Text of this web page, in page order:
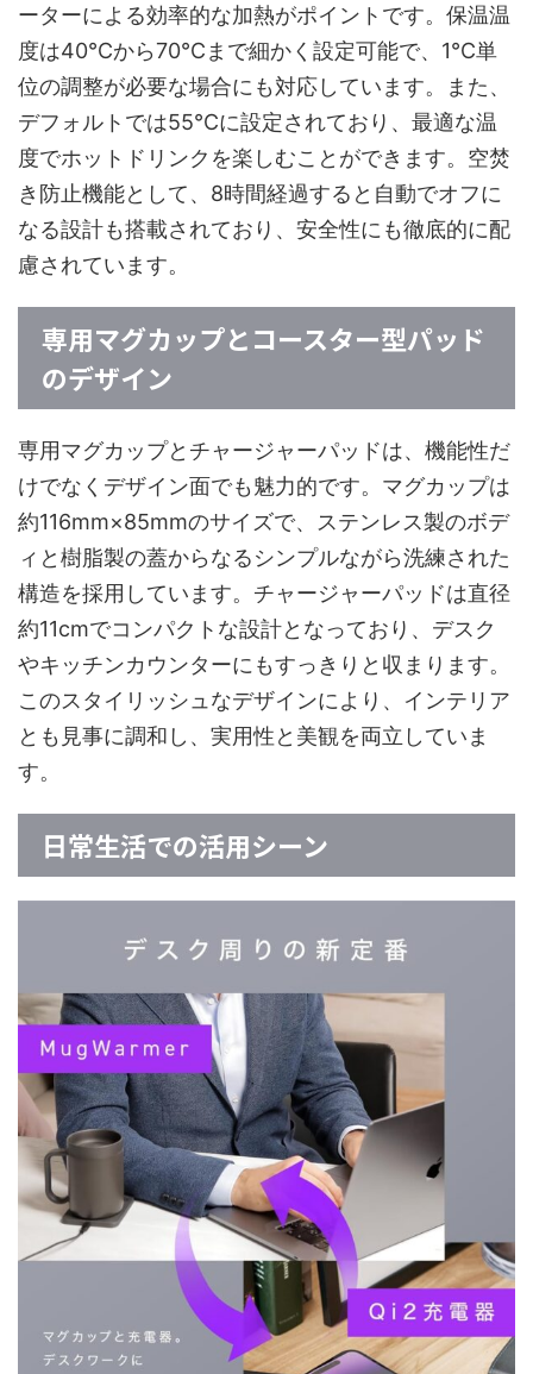
ーターによる効率的な加熱がポイントです。保温温
度は40℃から70℃まで細かく設定可能で、1℃単
位の調整が必要な場合にも対応しています。また、
デフォルトでは55℃に設定されており、最適な温
度でホットドリンクを楽しむことができます。空焚
き防止機能として、8時間経過すると自動でオフに
なる設計も搭載されており、安全性にも徹底的に配
慮されています。
専用マグカップとコースター型パッド
のデザイン
専用マグカップとチャージャーパッドは、機能性だ
けでなくデザイン面でも魅力的です。マグカップは
約116mm×85mmのサイズで、ステンレス製のボデ
ィと樹脂製の蓋からなるシンプルながら洗練された
構造を採用しています。チャージャーパッドは直径
約11cmでコンパクトな設計となっており、デスク
やキッチンカウンターにもすっきりと収まります。
このスタイリッシュなデザインにより、インテリア
とも見事に調和し、実用性と美観を両立していま
す。
日常生活での活用シーン